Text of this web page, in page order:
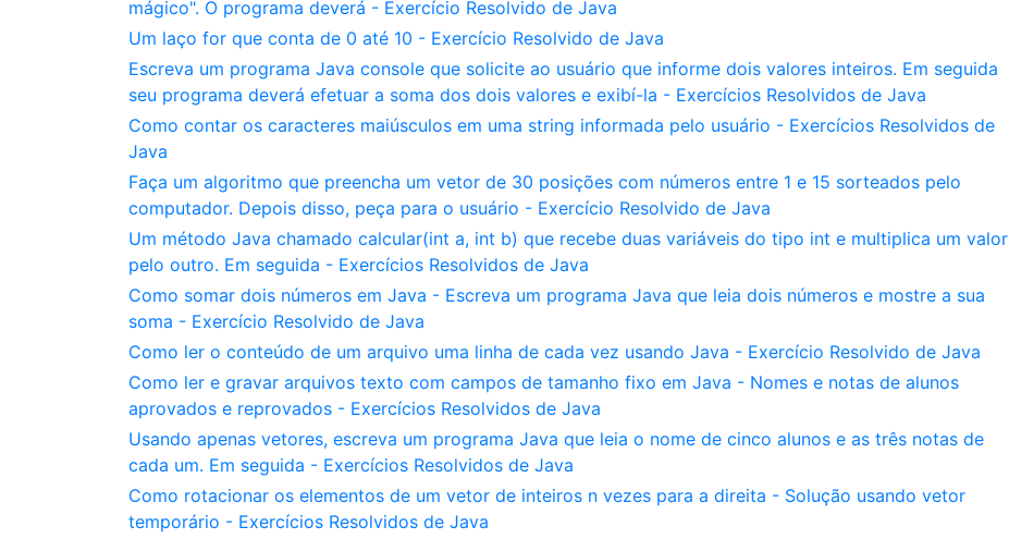
mágico". O programa deverá - Exercício Resolvido de Java
Um laço for que conta de 0 até 10 - Exercício Resolvido de Java
Escreva um programa Java console que solicite ao usuário que informe dois valores inteiros. Em seguida
seu programa deverá efetuar a soma dos dois valores e exibí-la - Exercícios Resolvidos de Java
Como contar os caracteres maiúsculos em uma string informada pelo usuário - Exercícios Resolvidos de
Java
Faça um algoritmo que preencha um vetor de 30 posições com números entre 1 e 15 sorteados pelo
computador. Depois disso, peça para o usuário - Exercício Resolvido de Java
Um método Java chamado calcular(int a, int b) que recebe duas variáveis do tipo int e multiplica um valor
pelo outro. Em seguida - Exercícios Resolvidos de Java
Como somar dois números em Java - Escreva um programa Java que leia dois números e mostre a sua
soma - Exercício Resolvido de Java
Como ler o conteúdo de um arquivo uma linha de cada vez usando Java - Exercício Resolvido de Java
Como ler e gravar arquivos texto com campos de tamanho fixo em Java - Nomes e notas de alunos
aprovados e reprovados - Exercícios Resolvidos de Java
Usando apenas vetores, escreva um programa Java que leia o nome de cinco alunos e as três notas de
cada um. Em seguida - Exercícios Resolvidos de Java
Como rotacionar os elementos de um vetor de inteiros n vezes para a direita - Solução usando vetor
temporário - Exercícios Resolvidos de Java